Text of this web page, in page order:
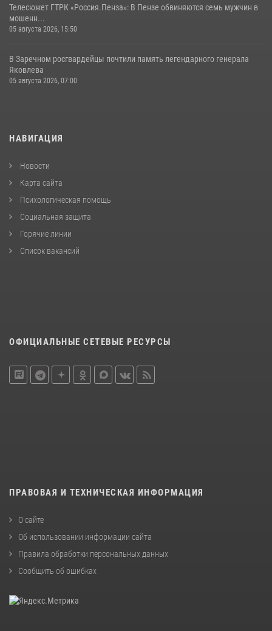
Телесюжет ГТРК «Россия.Пенза»: В Пензе обвиняются семь мужчин в
мошенн...
05 августа 2026, 15:50
В Заречном росгвардейцы почтили память легендарного генерала
Яковлева
05 августа 2026, 07:00
НАВИГАЦИЯ
Новости
Карта сайта
Психологическая помощь
Социальная защита
Горячие линии
Список вакансий
ОФИЦИАЛЬНЫЕ СЕТЕВЫЕ РЕСУРСЫ
ПРАВОВАЯ И ТЕХНИЧЕСКАЯ ИНФОРМАЦИЯ
О сайте
Об использовании информации сайта
Правила обработки персональных данных
Сообщить об ошибках